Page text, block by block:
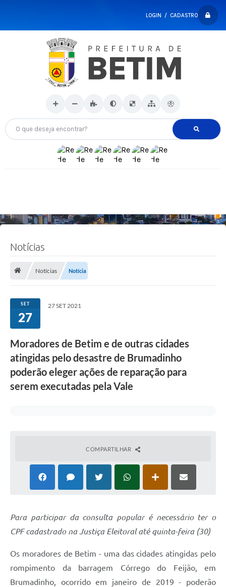
LOGIN / CADASTRO
O que deseja encontrar?
Notícias
Notícias Notícia
SET
27
27 SET 2021
Moradores de Betim e de outras cidades
atingidas pelo desastre de Brumadinho
poderão eleger ações de reparação para
serem executadas pela Vale
COMPARTILHAR
Para participar da consulta popular é necessário ter o
CPF cadastrado na Justiça Eleitoral até quinta-feira (30)
Os moradores de Betim - uma das cidades atingidas pelo
rompimento da barragem Córrego do Feijão, em
Brumadinho, ocorrido em janeiro de 2019 - poderão